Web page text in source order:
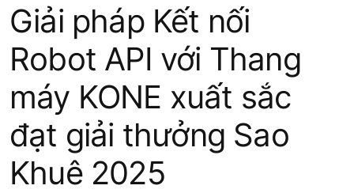
Giải pháp Kết nối
Robot API với Thang
máy KONE xuất sắc
đạt giải thưởng Sao
Khuê 2025